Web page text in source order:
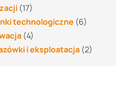
(17)
technologiczne (6)
(4)
i eksploatacja(2)